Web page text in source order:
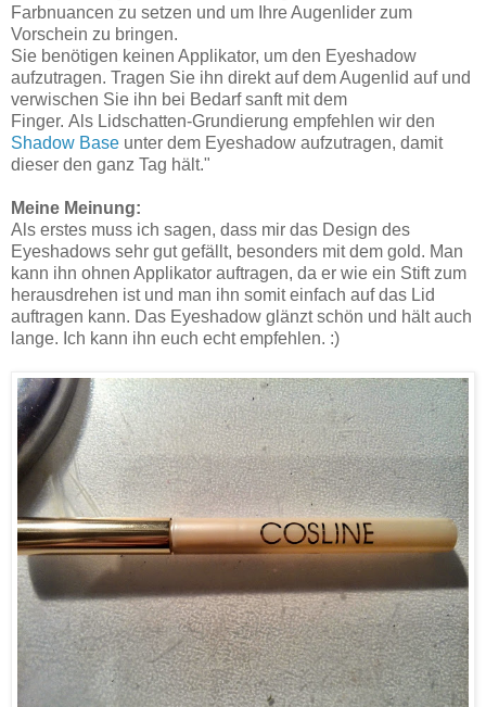
Farbnuancen zu setzen und um Ihre Augenlider zum
Vorschein zu bringen.
Sie benötigen keinen Applikator, um den Eyeshadow
aufzutragen. Tragen Sie ihn direkt auf dem Augenlid auf und
verwischen Sie ihn bei Bedarf sanft mit dem
Finger. Als Lidschatten-Grundierung empfehlen wir den
Shadow Base unter dem Eyeshadow aufzutragen, damit
dieser den ganz Tag hält."
Meine Meinung:
Als erstes muss ich sagen, dass mir das Design des
Eyeshadows sehr gut gefällt, besonders mit dem gold. Man
kann ihn ohnen Applikator auftragen, da er wie ein Stift zum
herausdrehen ist und man ihn somit einfach auf das Lid
auftragen kann. Das Eyeshadow glänzt schön und hält auch
lange. Ich kann ihn euch echt empfehlen. :)